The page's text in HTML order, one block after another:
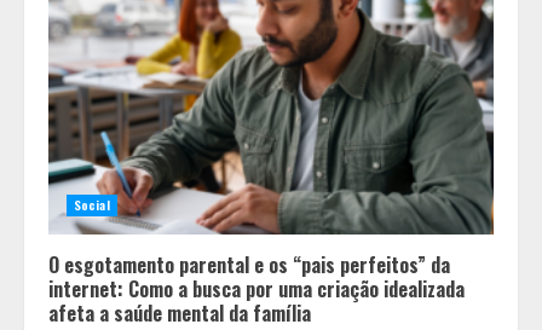
Social
O esgotamento parental e os “pais perfeitos” da
internet: Como a busca por uma criação idealizada
afeta a saúde mental da família